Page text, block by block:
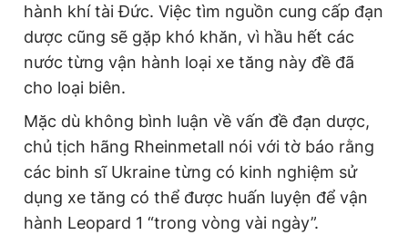
hành khí tài Đức. Việc tìm nguồn cung cấp đạn
dược cũng sẽ gặp khó khăn, vì hầu hết các
nước từng vận hành loại xe tăng này đề đã
cho loại biên.
Mặc dù không bình luận về vấn đề đạn dược,
chủ tịch hãng Rheinmetall nói với tờ báo rằng
các binh sĩ Ukraine từng có kinh nghiệm sử
dụng xe tăng có thể được huấn luyện để vận
hành Leopard 1 “trong vòng vài ngày”.